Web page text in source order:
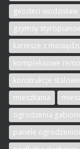
geodeci wodzisław
gzymsy
karnisze z
kompleksowe
konstrukcje
mieszkania
ogrodzenia
panele